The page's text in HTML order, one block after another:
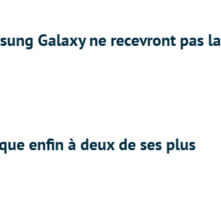
Galaxy ne recevront pas la
enfin à deux de ses plus